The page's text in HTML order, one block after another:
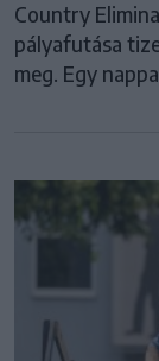
Country
pályafutása
meg. Egy